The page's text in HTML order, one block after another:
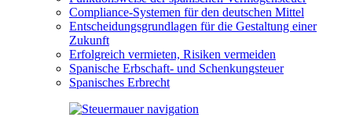
Compliance-Systemen für den deutschen Mittel
Entscheidungsgrundlagen für die Gestaltung einer
Zukunft
Erfolgreich vermieten, Risiken vermeiden
Spanische Erbschaft- und Schenkungsteuer
Spanisches Erbrecht